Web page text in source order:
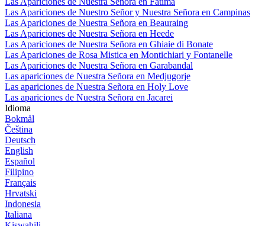
Las Apariciones de Nuestro Señor y Nuestra Señora en Campinas
Las Apariciones de Nuestra Señora en Beauraing
Las Apariciones de Nuestra Señora en Heede
Las Apariciones de Nuestra Señora en Ghiaie di Bonate
Las Apariciones de Rosa Mistica en Montichiari y Fontanelle
Las Apariciones de Nuestra Señora en Garabandal
Las apariciones de Nuestra Señora en Medjugorje
Las apariciones de Nuestra Señora en Holy Love
Las apariciones de Nuestra Señora en Jacarei
Idioma
Bokmål
Čeština
Deutsch
English
Español
Filipino
Français
Hrvatski
Indonesia
Italiana